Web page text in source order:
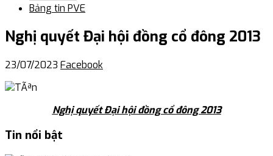
Bảng tin PVE
Nghị quyết Đại hội đồng cổ đông 2013
23/07/2023 Facebook
Nghị quyết Đại hội đồng cổ đông 2013
Tin nổi bật